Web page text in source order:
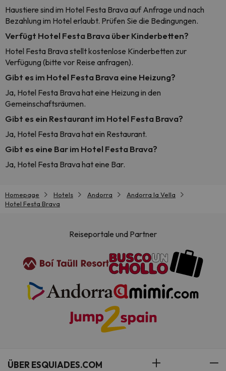
Haustiere sind im Hotel Festa Brava auf Anfrage und nach
Bezahlung im Hotel erlaubt. Prüfen Sie die Bedingungen.
Verfügt Hotel Festa Brava über Kinderbetten?
Hotel Festa Brava stellt kostenlose Kinderbetten zur
Verfügung (bitte vor Reise anfragen).
Gibt es im Hotel Festa Brava eine Heizung?
Ja, Hotel Festa Brava hat eine Heizung in den
Gemeinschaftsräumen.
Gibt es ein Restaurant im Hotel Festa Brava?
Ja, Hotel Festa Brava hat ein Restaurant.
Gibt es eine Bar im Hotel Festa Brava?
Ja, Hotel Festa Brava hat eine Bar.
Homepage Hotels Andorra
Andorra la Vella
Hotel Festa Brava
Reiseportale und Partner
ÜBER ESQUIADES.COM